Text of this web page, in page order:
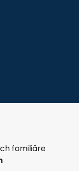
familiäre